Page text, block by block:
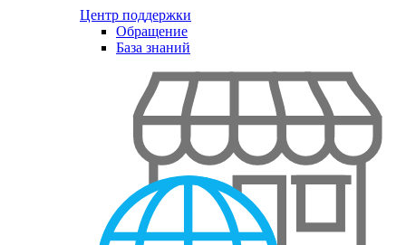
Центр поддержки
Обращение
База знаний